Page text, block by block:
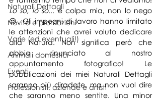
Naturali Dettagli
Novità e promozioni
Varie (ed eventuali!)
Animali domestici
Eventi
Professionisti, aziende e artisti
Lo so, lo so... è colpa mia, non lo nego
😔. Gli impegni di lavoro hanno limitato
le attenzioni che avrei voluto dedicare
alla Natura. Non significa però che
abbia rinunciato al nostro
appuntamento fotografico! Le
pubblicazioni dei miei Naturali Dettagli
saranno più diradate, ma non vuol dire
che saranno meno sentite. Una minor